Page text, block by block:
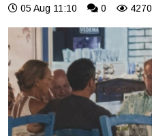
05 Aug 11:10 0 4270